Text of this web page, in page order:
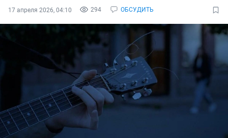
294 ОБСУДИТЬ
17 апреля 2026, 04:10